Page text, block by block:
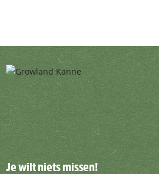
Je wilt niets missen!
Je wilt niets missen!